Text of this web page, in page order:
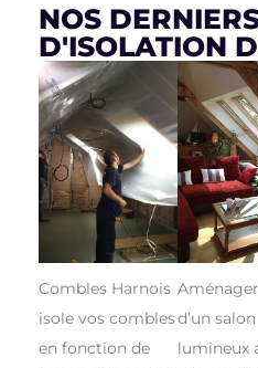
NOS
D'ISOLATION
Combles Harnois
isole vos combles
en fonction de
d’un salon
lumineux